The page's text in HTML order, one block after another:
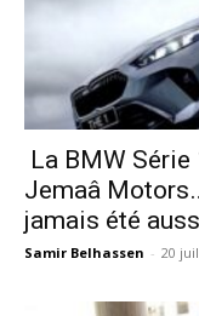
La BMW
Jemaâ
jamais été
Samir Belhassen - 20